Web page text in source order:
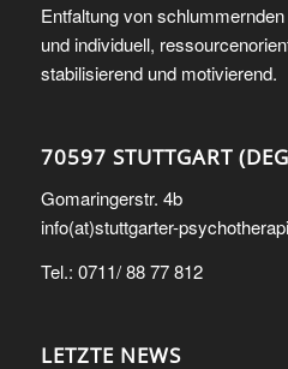
Entfaltung von
und individuell,
stabilisierend und motivierend.
70597 STUTTGART
Gomaringerstr. 4b
info(at)stuttgarter-
Tel.: 0711/ 88 77 812
LETZTE NEWS